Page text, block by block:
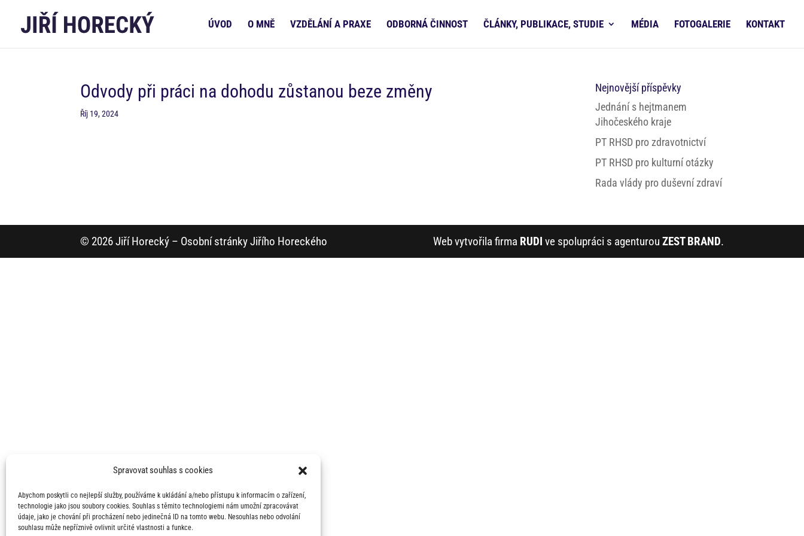
Spravovat souhlas s cookies
Abychom poskytli co nejlepší služby, používáme k ukládání a/nebo přístupu k informacím o zařízení,
technologie jako jsou soubory cookies. Souhlas s těmito technologiemi nám umožní zpracovávat
údaje, jako je chování při procházení nebo jedinečná ID na tomto webu. Nesouhlas nebo odvolání
souhlasu může nepříznivě ovlivnit určité vlastnosti a funkce.
ÚVOD O MNĚ VZDĚLÁNÍ A PRAXE ODBORNÁ ČINNOST ČLÁNKY, PUBLIKACE, STUDIE MÉDIA FOTOGALERIE KONTAKT
Odvody při práci na dohodu zůstanou beze změny
Říj 19, 2024
Nejnovější příspěvky
Jednání s hejtmanem
Jihočeského kraje
PT RHSD pro zdravotnictví
PT RHSD pro kulturní otázky
Rada vlády pro duševní zdraví
© 2026 Jiří Horecký – Osobní stránky Jiřího Horeckého Web vytvořila firma RUDI ve spolupráci s agenturou ZEST BRAND.